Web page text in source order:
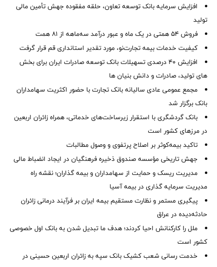
افزایش سرمایه بانک توسعه تعاون، حلقه مفقوده جهش تأمین مالی
تولید
فروش 54 همتی در یک ماه و عبور درآمد سه‌ماهه از 81 همت
کیفیت خدمات بیمه تجارت‌نو، مورد تقدیر استانداری قم قرار گرفت
افزایش 40 درصدی تسهیلات بانک توسعه صادرات ایران برای بخش
های تولید، صادرات و دانش بنیان ها
مجمع عمومی عادی سالیانه بانک تجارت با حضور اکثریت سهامداران
بانک برگزار شد
بانک گردشگری با استقرار زیرساخت‌های خدماتی، همراه زائران اربعین
در مرزهای کشور است
تاکید بیمه‌کوثر بر اصلاح پرتفوی و وصول مطالبات ‌
جهش تاریخی مؤسسه صندوق ذخیره فرهنگیان در ایجاد انضباط مالی
مدیریت ریسک و حمایت از سهامداران و بیمه گذاران؛ نقشه راه
مدیریت سرمایه گذاری در بیمه آسیا
پیگیری مستمر و نظارت مستقیم بیمه ایران بر فرآیند درمانی زائران
حادثه‌دیده در عراق
ملل را کارکنانش احیا کردند؛ هدف ما تبدیل شدن به بانک اول خصوصی
کشور است
خدمت رسانی شعب کشیک بانک سپه به زائران اربعین حسینی در